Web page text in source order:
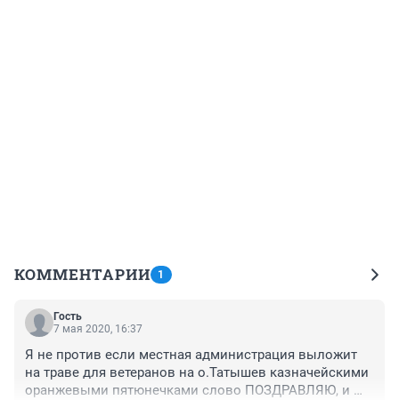
КОММЕНТАРИИ 1
Гость
7 мая 2020, 16:37
Я не против если местная администрация выложит
на траве для ветеранов на о.Татышев казначейскими
оранжевыми пятюнечками слово ПОЗДРАВЛЯЮ, и